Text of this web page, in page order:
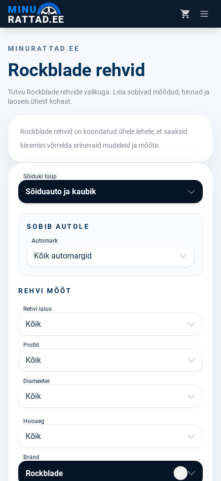
MINU
RATTAD.EE
MINURATTAD.EE
Rockblade rehvid
Tutvu Rockblade rehvide valikuga. Leia sobivad mõõdud, hinnad ja
laoseis ühest kohast.
Rockblade rehvid on koondatud ühele lehele, et saaksid
kiiremini võrrelda erinevaid mudeleid ja mõõte.
Sõiduki tüüp
Sõiduauto ja kaubik
SOBIB AUTOLE
Automark
Kõik automargid
REHVI MÕÕT
Rehvi laius
Kõik
Profiil
Kõik
Diameeter
Kõik
Hooaeg
Kõik
Bränd
Rockblade